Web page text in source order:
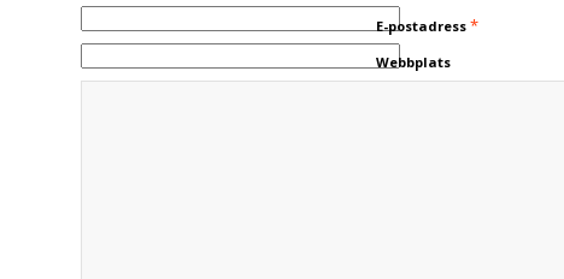
E-postadress *
Webbplats